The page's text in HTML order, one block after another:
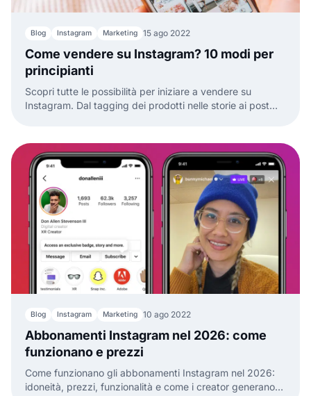
Blog Instagram Marketing 15 ago 2022
Come vendere su Instagram? 10 modi per
principianti
Scopri tutte le possibilità per iniziare a vendere su
Instagram. Dal tagging dei prodotti nelle storie ai post
Blog Instagram Marketing 10 ago 2022
Abbonamenti Instagram nel 2026: come
funzionano e prezzi
Come funzionano gli abbonamenti Instagram nel 2026:
idoneità, prezzi, funzionalità e come i creator generano